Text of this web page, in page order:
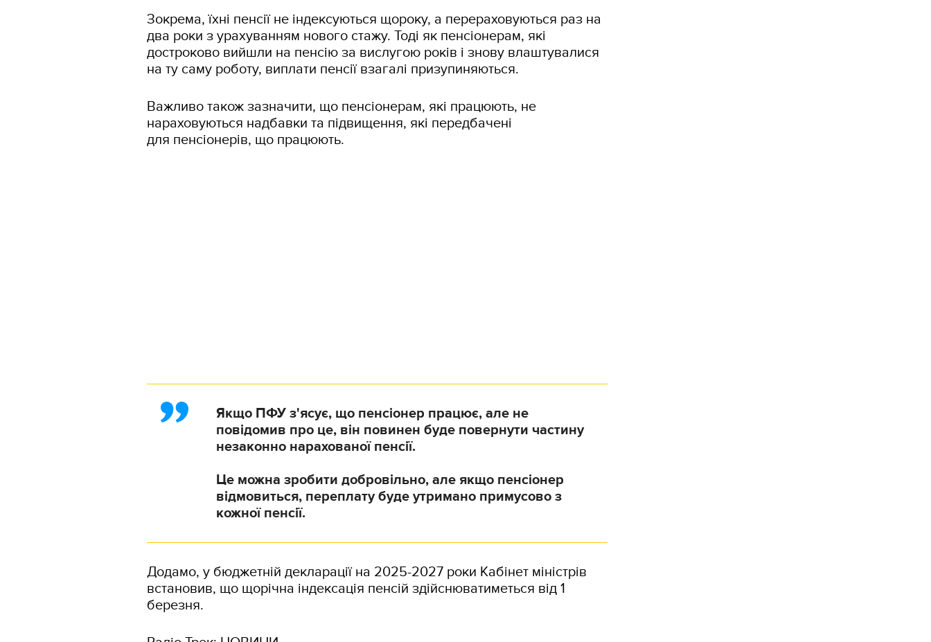
Зокрема, їхні пенсії не індексуються щороку, а перераховуються раз на
два роки з урахуванням нового стажу. Тоді як пенсіонерам, які
достроково вийшли на пенсію за вислугою років і знову влаштувалися
на ту саму роботу, виплати пенсії взагалі призупиняються.
Важливо також зазначити, що пенсіонерам, які працюють, не
нараховуються надбавки та підвищення, які передбачені
для пенсіонерів, що працюють.
Якщо ПФУ з'ясує, що пенсіонер працює, але не
повідомив про це, він повинен буде повернути частину
незаконно нарахованої пенсії.
Це можна зробити добровільно, але якщо пенсіонер
відмовиться, переплату буде утримано примусово з
кожної пенсії.
Додамо, у бюджетній декларації на 2025-2027 роки Кабінет міністрів
встановив, що щорічна індексація пенсій здійснюватиметься від 1
березня.